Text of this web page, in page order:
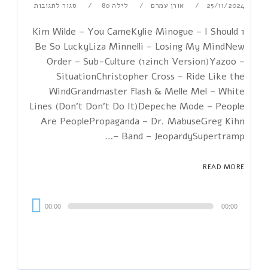
25/11/2024 אורן עמרם לילה 80 סגור לתגובות
1 Kim Wilde – You CameKylie Minogue – I Should
Be So LuckyLiza Minnelli – Losing My MindNew
Order – Sub-Culture (12inch Version)Yazoo –
SituationChristopher Cross – Ride Like the
WindGrandmaster Flash & Melle Mel – White
Lines (Don't Don't Do It)Depeche Mode – People
Are PeoplePropaganda – Dr. MabuseGreg Kihn
Band – JeopardySupertramp –…
READ MORE
00:00 00:00